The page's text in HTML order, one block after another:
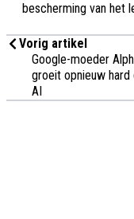
bescherming van het
Vorig artikel
Google-moeder
groeit opnieuw hard
AI